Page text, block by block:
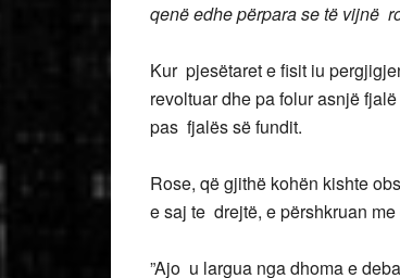
qenë edhe përpara se të vijnë
Kur pjesëtaret e fisit iu
revoltuar dhe pa folur asnjë
pas fjalës së fundit.
​Rose, që gjithë kohën kishte
e saj te drejtë, e përshkruan
”Ajo u largua nga dhoma e